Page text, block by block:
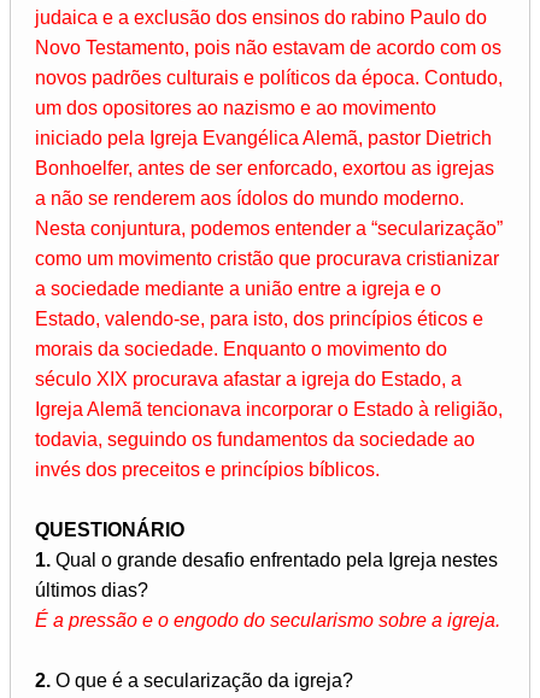
judaica e a exclusão dos ensinos do rabino Paulo do
Novo Testamento, pois não estavam de acordo com os
novos padrões culturais e políticos da época. Contudo,
um dos opositores ao nazismo e ao movimento
iniciado pela Igreja Evangélica Alemã, pastor Dietrich
Bonhoelfer, antes de ser enforcado, exortou as igrejas
a não se renderem aos ídolos do mundo moderno.
Nesta conjuntura, podemos entender a “secularização”
como um movimento cristão que procurava cristianizar
a sociedade mediante a união entre a igreja e o
Estado, valendo-se, para isto, dos princípios éticos e
morais da sociedade. Enquanto o movimento do
século XIX procurava afastar a igreja do Estado, a
Igreja Alemã tencionava incorporar o Estado à religião,
todavia, seguindo os fundamentos da sociedade ao
invés dos preceitos e princípios bíblicos.
QUESTIONÁRIO
1. Qual o grande desafio enfrentado pela Igreja nestes
últimos dias?
É a pressão e o engodo do secularismo sobre a igreja.
2. O que é a secularização da igreja?